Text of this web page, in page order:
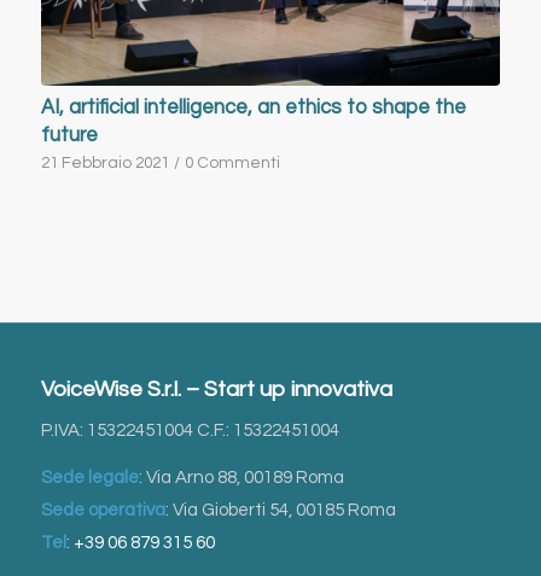
AI, artificial intelligence, an ethics to shape the
future
21 Febbraio 2021 / 0 Commenti
VoiceWise S.r.l. – Start up innovativa
P.IVA: 15322451004 C.F.: 15322451004
Sede legale: Via Arno 88, 00189 Roma
Sede operativa: Via Gioberti 54, 00185 Roma
Tel : +39 06 879 315 60